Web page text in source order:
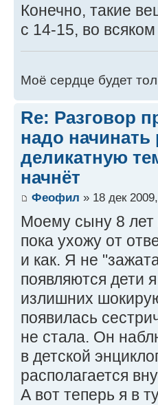
Конечно, такие
с 14-15, во
Моё сердце будет
Re: Разговор
надо начинать
деликатную
начнёт
Феофил » 18 дек
Моему сыну 8 лет
пока ухожу от
и как. Я не
появляются дети
излишних
появилась
не стала. Он
в детской
располагается
А вот теперь я в